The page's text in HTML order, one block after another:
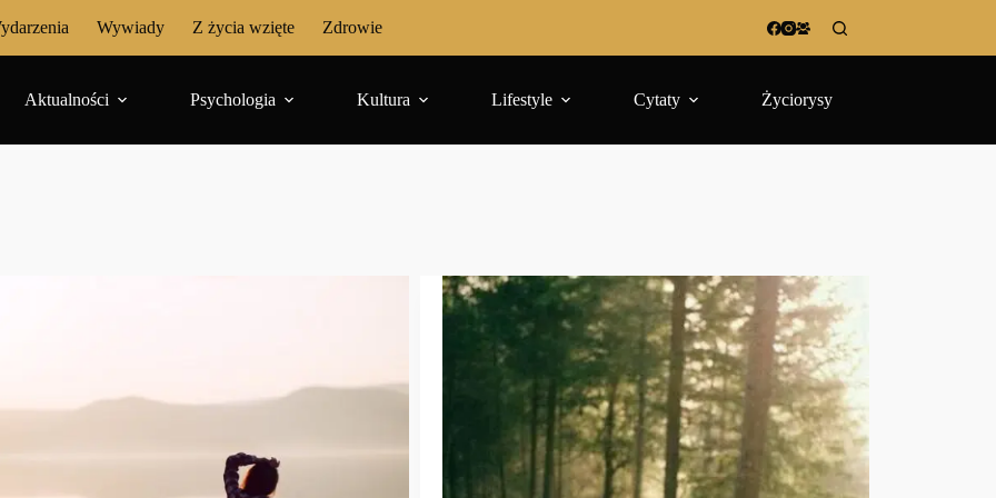
Wywiady Z życia wzięte Zdrowie
Aktualności Psychologia Kultura Lifestyle Cytaty Życiorysy